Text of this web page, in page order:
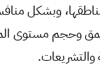
وبشكل
وحجم مستوى